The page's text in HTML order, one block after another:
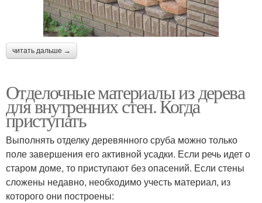
читать дальше →
Отделочные материалы из дерева
для внутренних стен. Когда
приступать
Выполнять отделку деревянного сруба можно только
поле завершения его активной усадки. Если речь идет о
старом доме, то приступают без опасений. Если стены
сложены недавно, необходимо учесть материал, из
которого они построены: